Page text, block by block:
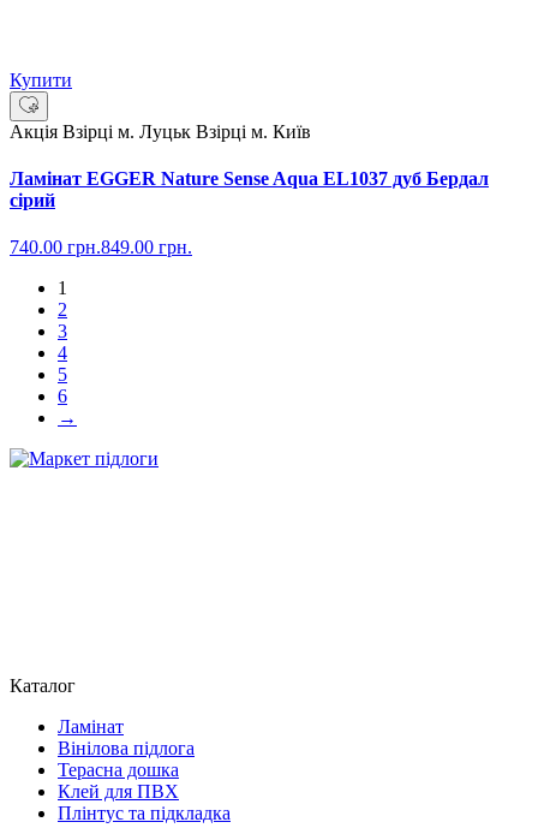
Купити
Акція Взірці м. Луцьк Взірці м. Київ
Ламінат EGGER Nature Sense Aqua EL1037 дуб Бердал
сірий
740.00 грн.849.00 грн.
1
2
3
4
5
6
→
Каталог
Ламінат
Вінілова підлога
Терасна дошка
Клей для ПВХ
Плінтус та підкладка